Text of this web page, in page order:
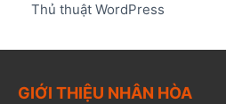
Thủ thuật WordPress
GIỚI THIỆU NHÂN HÒA